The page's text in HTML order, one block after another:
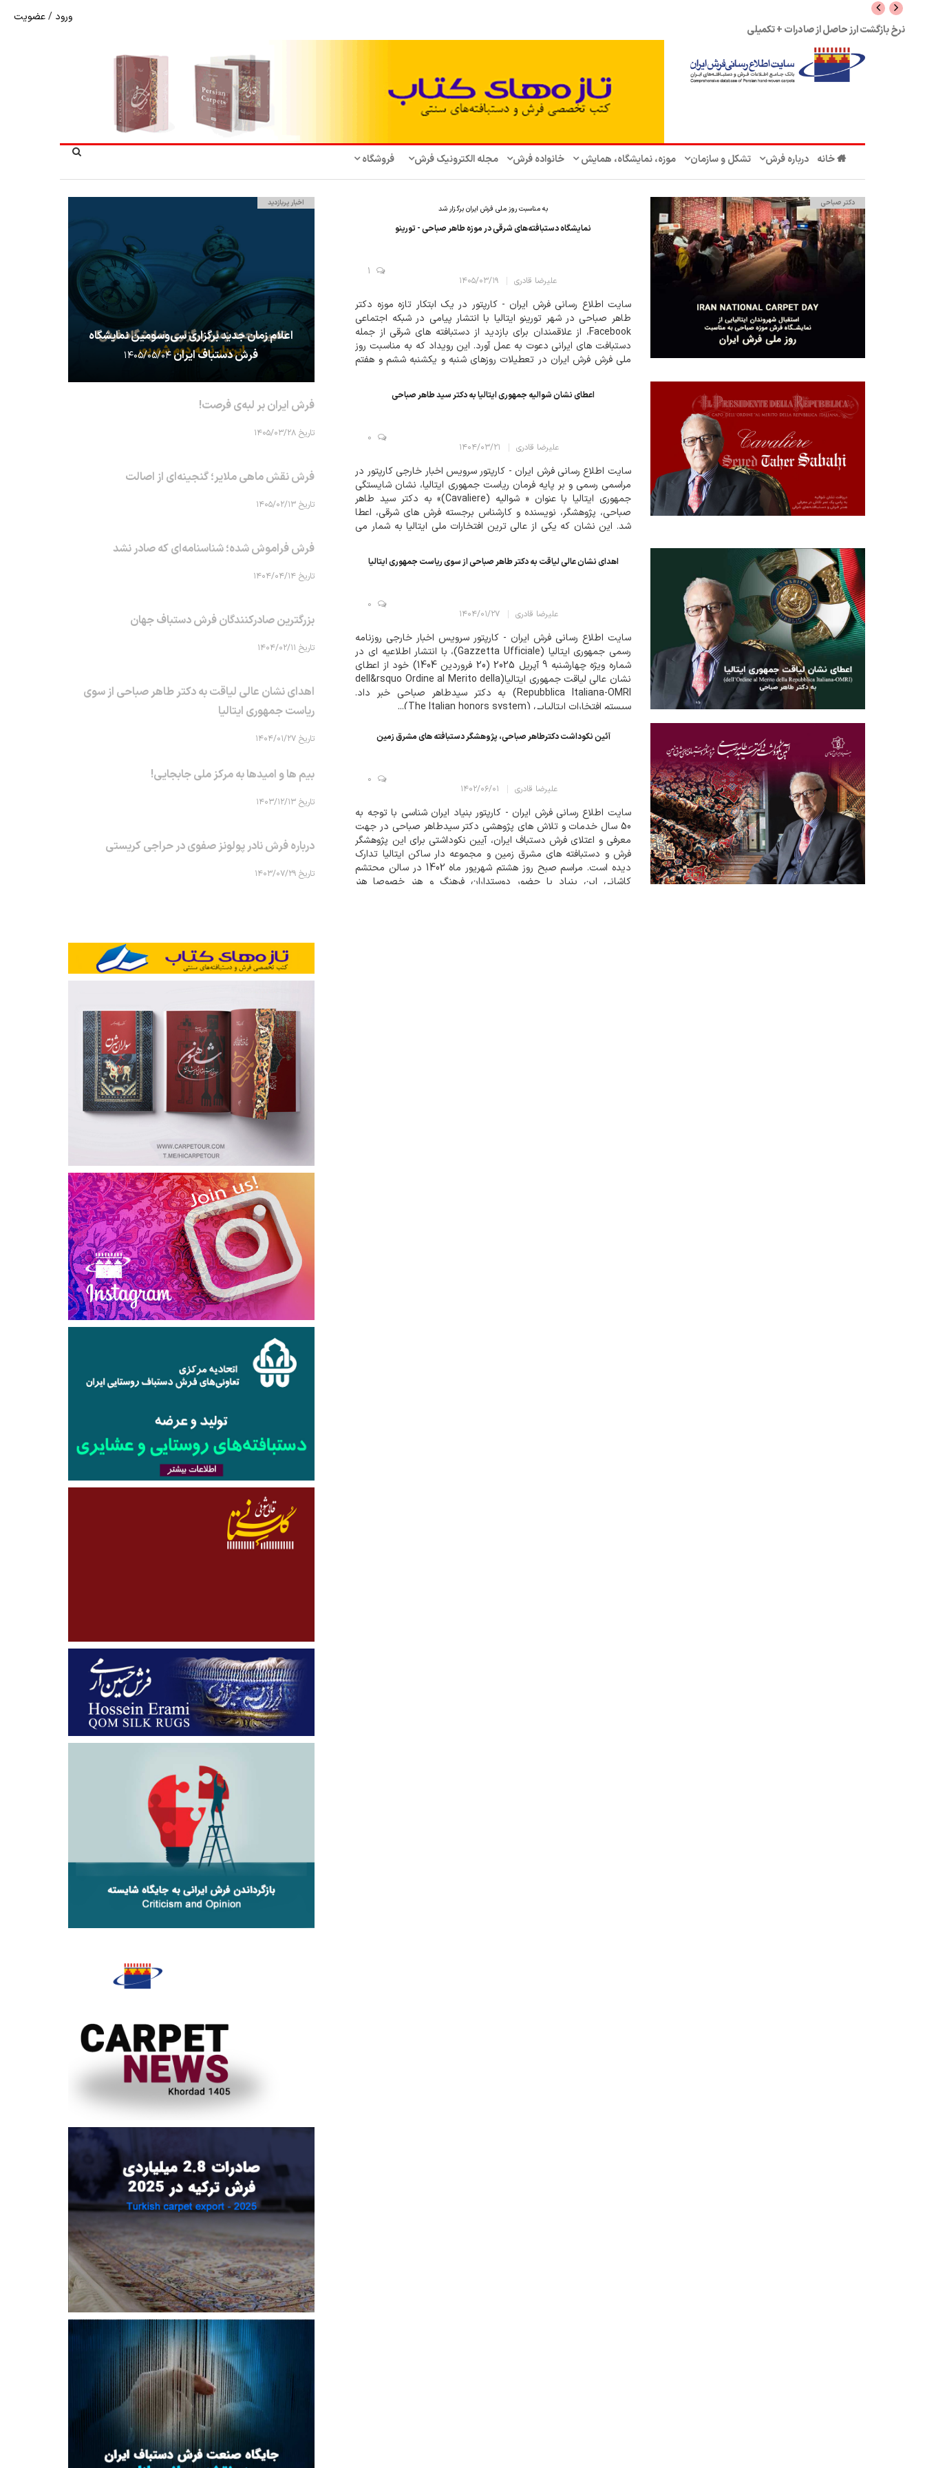
نرخ بازگشت ارز حاصل از صادرات + تکمیلی
ورود /عضویت
خانه درباره فرش تشکل‌ و سازمان‌ موزه، نمایشگاه، همایش‌ خانواده فرش مجله الکترونیک فرش فروشگاه
دکتر صباحی
به مناسبت روز ملی فرش ایران برگزار شد
نمایشگاه دستبافته‌های شرقی در موزه طاهر صباحی - تورینو
علیرضا قادری ۱۴۰۵/۰۳/۱۹
1
سایت اطلاع رسانی فرش ایران - کارپتور در یک ابتکار تازه موزه دکتر
طاهر صباحی در شهر تورینو ایتالیا با انتشار پیامی در شبکه اجتماعی
Facebook، از علاقمندان برای بازدید از دستبافته های شرقی از جمله
دستبافت های ایرانی دعوت به عمل آورد. این رویداد که به مناسبت روز
ملی فرش فرش ایران در تعطیلات روزهای شنبه و یکشنبه ششم و هفتم
اعطای نشان شوالیه جمهوری ایتالیا به دکتر سید طاهر صباحی
علیرضا قادری ۱۴۰۴/۰۳/۲۱
0
سایت اطلاع رسانی فرش ایران - کارپتور سرویس اخبار خارجی کارپتور در
مراسمی رسمی و بر پایه فرمان ریاست جمهوری ایتالیا، نشان شایستگی
جمهوری ایتالیا با عنوان « شوالیه (Cavaliere)» به دکتر سید طاهر
صباحی، پژوهشگر، نویسنده و کارشناس برجسته فرش های شرقی، اعطا
شد. این نشان که یکی از عالی ترین افتخارات ملی ایتالیا به شمار می
اهدای نشان عالی لیاقت به دکتر طاهر صباحی از سوی ریاست جمهوری ایتالیا
علیرضا قادری ۱۴۰۴/۰۱/۲۷
0
سایت اطلاع رسانی فرش ایران - کارپتور سرویس اخبار خارجی روزنامه
رسمی جمهوری ایتالیا (Gazzetta Ufficiale)، با انتشار اطلاعیه ای در
شماره ویژه چهارشنبه 9 آپریل 2025 (20 فروردین 1404) خود از اعطای
نشان عالی لیاقت جمهوری ایتالیا(dell&rsquo Ordine al Merito della
Repubblica Italiana-OMRI) به دکتر سیدطاهر صباحی خبر داد.
سیستم افتخارات ایتالیایی (The Italian honors system)...
آئین نکوداشت دکترطاهر صباحی، پژوهشگر دستبافته های مشرق زمین
علیرضا قادری ۱۴۰۲/۰۶/۰۱
0
سایت اطلاع رسانی فرش ایران - کارپتور بنیاد ایران شناسی با توجه به
50 سال خدمات و تلاش های پژوهشی دکتر سیدطاهر صباحی در جهت
معرفی و اعتلای فرش دستباف ایران، آیین نکوداشتی برای این پژوهشگر
فرش و دستبافته های مشرق زمین و مجموعه دار ساکن ایتالیا تدارک
دیده است. مراسم صبح روز هشتم شهریور ماه 1402 در سالن محتشم
کاشانی این بنیاد با حضور دوستداران فرهنگ و هنر خصوصا هنر
اخبار پربازدید
اعلام زمان جدید برگزاری سی‌وسومین نمایشگاه
فرش دستباف ایران۱۴۰۵/۰۵/۰۴
فرش ایران بر لبه‌ی فرصت!
تاریخ ۱۴۰۵/۰۳/۲۸
فرش نقش ماهی‌ ملایر؛ گنجینه‌ای از اصالت
تاریخ ۱۴۰۵/۰۲/۱۳
فرش فراموش شده؛ شناسنامه‌ای که صادر نشد
تاریخ ۱۴۰۴/۰۴/۱۴
بزرگترین صادرکنندگان فرش دستباف جهان
تاریخ ۱۴۰۴/۰۲/۱۱
اهدای نشان عالی لیاقت به دکتر طاهر صباحی از سوی
ریاست جمهوری ایتالیا
تاریخ ۱۴۰۴/۰۱/۲۷
بیم ها و امیدها به مرکز ملی جابجایی!
تاریخ ۱۴۰۳/۱۲/۱۳
درباره فرش نادر پولونز صفوی در حراجی کریستی
تاریخ ۱۴۰۳/۰۷/۲۹